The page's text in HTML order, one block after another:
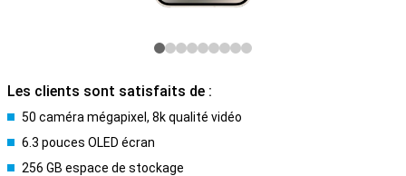
Les clients sont satisfaits de :
50 caméra mégapixel, 8k qualité vidéo
6.3 pouces OLED écran
256 GB espace de stockage